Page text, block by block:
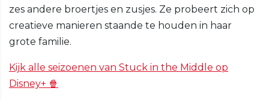
zes andere broertjes en zusjes. Ze probeert zich op
creatieve manieren staande te houden in haar
grote familie.
Kijk alle seizoenen van Stuck in the Middle op
Disney+ 🍿